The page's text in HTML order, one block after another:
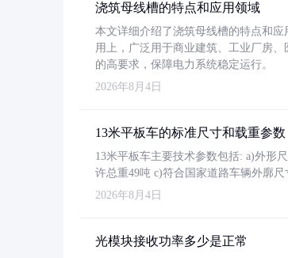
浇筑母线槽的特点和应用领域
本文详细介绍了浇筑母线槽的特点和
用上，广泛用于商业建筑、工业厂房
的高要求，保障电力系统稳定运行。
2026年8月4日
13米平板车的标准尺寸和载重参数
13米平板车主要技术参数包括: a)外形
许总重49吨 c)符合国家道路车辆外廓
2026年8月4日
光模块接收功率多少是正常